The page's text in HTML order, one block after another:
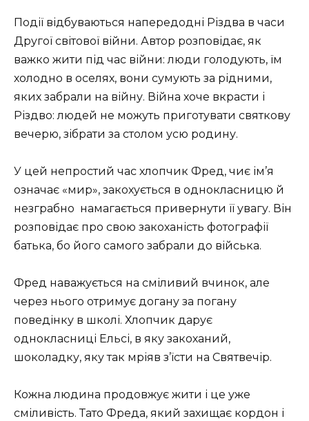
Події відбуваються напередодні Різдва в часи
Другої світової війни. Автор розповідає, як
важко жити під час війни: люди голодують, їм
холодно в оселях, вони сумують за рідними,
яких забрали на війну. Війна хоче вкрасти і
Різдво: людей не можуть приготувати святкову
вечерю, зібрати за столом усю родину.
У цей непростий час хлопчик Фред, чиє ім’я
означає «мир», закохується в однокласницю й
незграбно намагається привернути її увагу. Він
розповідає про свою закоханість фотографії
батька, бо його самого забрали до війська.
Фред наважується на сміливий вчинок, але
через нього отримує догану за погану
поведінку в школі. Хлопчик дарує
однокласниці Ельсі, в яку закоханий,
шоколадку, яку так мріяв з’їсти на Святвечір.
Кожна людина продовжує жити і це уже
сміливість. Тато Фреда, який захищає кордон і